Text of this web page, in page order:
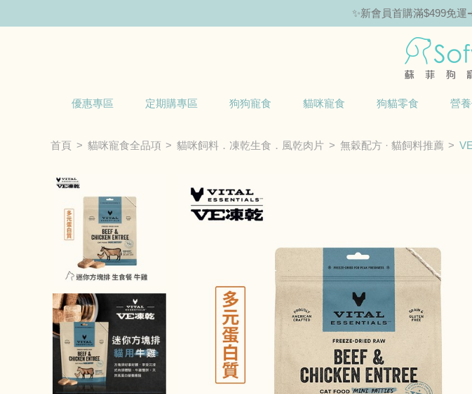
🎁Hello新朋友！完成註
優惠專區 定期購專區 狗狗寵食 貓咪寵食 狗貓零食 營
首頁 貓咪寵食全品項 貓咪飼料．凍乾生食．風乾肉片 無穀配方 · 貓飼料推薦